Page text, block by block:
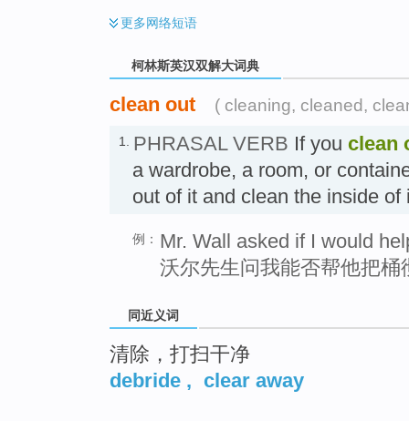
更多网络短语
柯林斯英汉双解大词典
clean out ( cleaning, cleaned,
1. PHRASAL VERB If you clean
a wardrobe, a room, or
out of it and clean the inside
例： Mr. Wall asked if I would
沃尔先生问我能否帮他把桶
同近义词
清除，打扫干净
debride , clear away